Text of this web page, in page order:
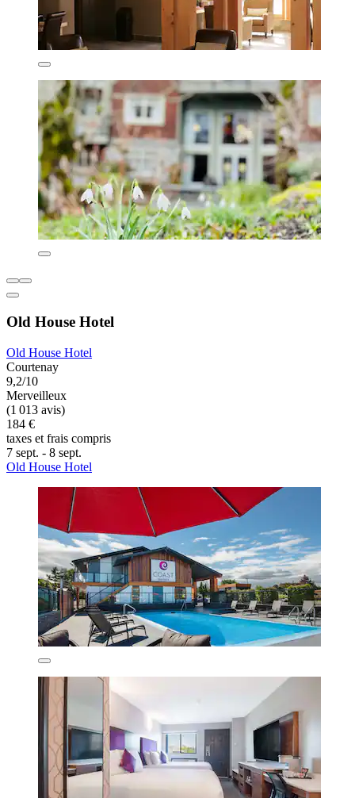
Old House Hotel
Old House Hotel
Courtenay
9,2/10
Merveilleux
(1 013 avis)
184 €
taxes et frais compris
7 sept. - 8 sept.
Old House Hotel